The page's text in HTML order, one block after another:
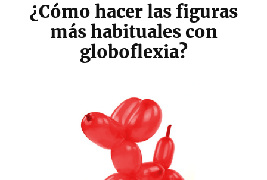
¿Cómo hacer las figuras
más habituales con
globoflexia?